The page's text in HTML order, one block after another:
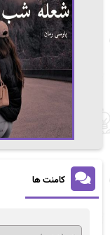
کامنت ها